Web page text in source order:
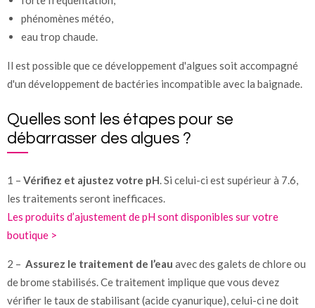
phénomènes météo,
eau trop chaude.
Il est possible que ce développement d'algues soit accompagné
d'un développement de bactéries incompatible avec la baignade.
Quelles sont les étapes pour se
débarrasser des algues ?
1 – Vérifiez et ajustez votre pH. Si celui-ci est supérieur à 7.6,
les traitements seront inefficaces.
Les produits d’ajustement de pH sont disponibles sur votre
boutique >
2 – Assurez le traitement de l’eau avec des galets de chlore ou
de brome stabilisés. Ce traitement implique que vous devez
vérifier le taux de stabilisant (acide cyanurique), celui-ci ne doit